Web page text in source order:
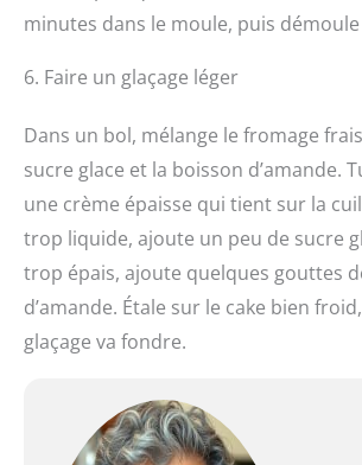
minutes dans le moule, puis
6. Faire un glaçage léger
Dans un bol, mélange le fromage
sucre glace et la boisson d’amande.
une crème épaisse qui tient sur la
trop liquide, ajoute un peu de sucre
trop épais, ajoute quelques gouttes
d’amande. Étale sur le cake bien
glaçage va fondre.